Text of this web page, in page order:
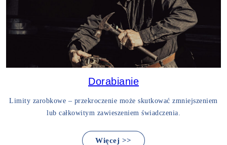
Dorabianie
Limity zarobkowe – przekroczenie może skutkować zmniejszeniem
lub całkowitym zawieszeniem świadczenia.
Więcej >>